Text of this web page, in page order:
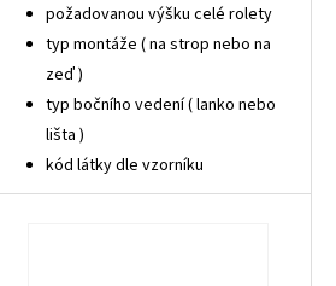
požadovanou výšku celé rolety
typ montáže ( na strop nebo na
zeď )
typ bočního vedení ( lanko nebo
lišta )
kód látky dle vzorníku